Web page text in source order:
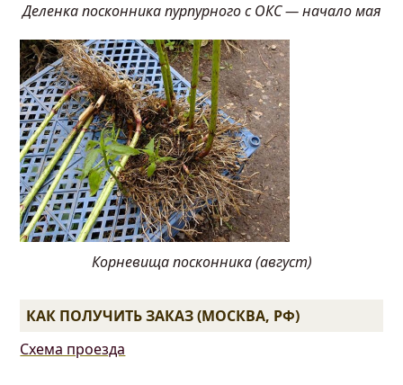
Деленка посконника пурпурного с ОКС — начало мая
Корневища посконника (август)
КАК ПОЛУЧИТЬ ЗАКАЗ (МОСКВА, РФ)
Схема проезда